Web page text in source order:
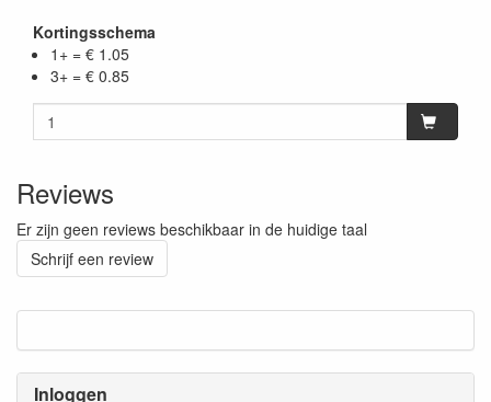
Inloggen
Kortingsschema
1+ = € 1.05
3+ = € 0.85
Reviews
Er zijn geen reviews beschikbaar in de huidige taal
Schrijf een review